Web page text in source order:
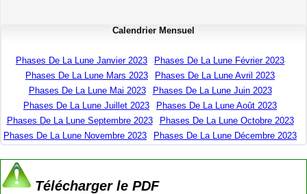
Calendrier Mensuel
Phases De La Lune Janvier 2023
Phases De La Lune Février 2023
Phases De La Lune Mars 2023
Phases De La Lune Avril 2023
Phases De La Lune Mai 2023
Phases De La Lune Juin 2023
Phases De La Lune Juillet 2023
Phases De La Lune Août 2023
Phases De La Lune Septembre 2023
Phases De La Lune Octobre 2023
Phases De La Lune Novembre 2023
Phases De La Lune Décembre 2023
Télécharger le PDF